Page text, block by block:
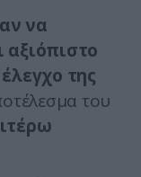
να
της
του